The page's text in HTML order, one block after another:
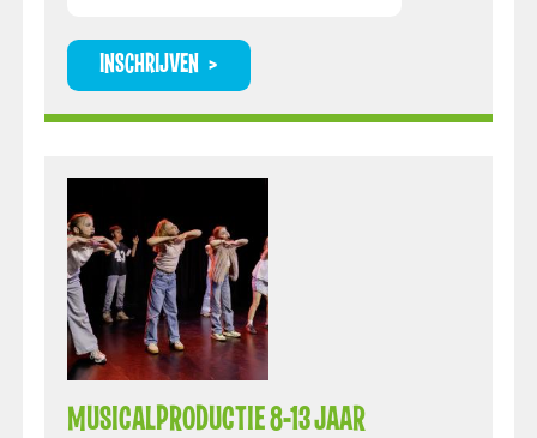
INSCHRIJVEN
MUSICALPRODUCTIE 8-13 JAAR